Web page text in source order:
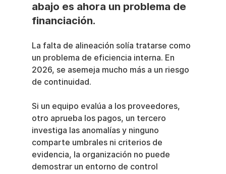
abajo es ahora un problema de
financiación.
La falta de alineación solía tratarse como
un problema de eficiencia interna. En
2026, se asemeja mucho más a un riesgo
de continuidad.
Si un equipo evalúa a los proveedores,
otro aprueba los pagos, un tercero
investiga las anomalías y ninguno
comparte umbrales ni criterios de
evidencia, la organización no puede
demostrar un entorno de control